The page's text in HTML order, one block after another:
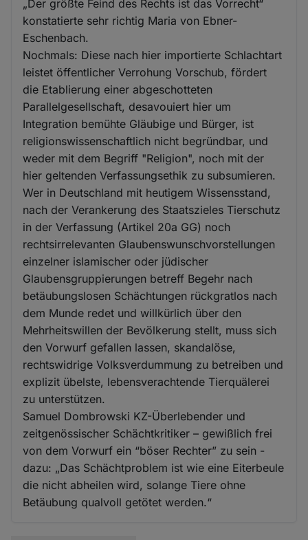
„Der größte Feind des Rechts ist das Vorrecht“
konstatierte sehr richtig Maria von Ebner-
Eschenbach.
Nochmals: Diese nach hier importierte Schlachtart
leistet öffentlicher Verrohung Vorschub, fördert
die Etablierung einer abgeschotteten
Parallelgesellschaft, desavouiert hier um
Integration bemühte Gläubige und Bürger, ist
religionswissenschaftlich nicht begründbar, und
weder mit dem Begriff "Religion", noch mit der
hier geltenden Verfassungsethik zu subsumieren.
Wer in Deutschland mit heutigem Wissensstand,
nach der Verankerung des Staatszieles Tierschutz
in der Verfassung (Artikel 20a GG) noch
rechtsirrelevanten Glaubenswunschvorstellungen
einzelner islamischer oder jüdischer
Glaubensgruppierungen betreff Begehr nach
betäubungslosen Schächtungen rückgratlos nach
dem Munde redet und willkürlich über den
Mehrheitswillen der Bevölkerung stellt, muss sich
den Vorwurf gefallen lassen, skandalöse,
rechtswidrige Volksverdummung zu betreiben und
explizit übelste, lebensverachtende Tierquälerei
zu unterstützen.
Samuel Dombrowski KZ-Überlebender und
zeitgenössischer Schächtkritiker – gewißlich frei
von dem Vorwurf ein “böser Rechter” zu sein -
dazu: „Das Schächtproblem ist wie eine Eiterbeule
die nicht abheilen wird, solange Tiere ohne
Betäubung qualvoll getötet werden.“